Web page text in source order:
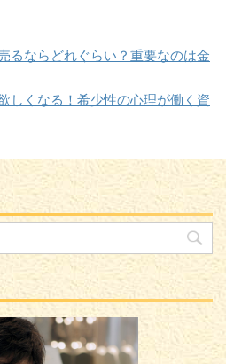
るならどれぐらい？重要なのは金
しくなる！希少性の心理が働く資